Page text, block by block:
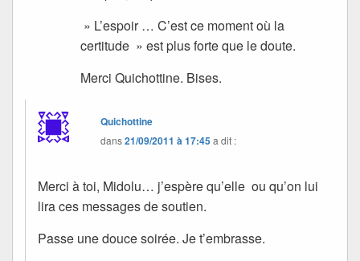
» L’espoir … C’est ce moment où la
certitude » est plus forte que le doute.
Merci Quichottine. Bises.
Quichottine
dans21/09/2011 à 17:45a dit :
Merci à toi, Midolu… j’espère qu’elle ou qu’on lui
lira ces messages de soutien.
Passe une douce soirée. Je t’embrasse.